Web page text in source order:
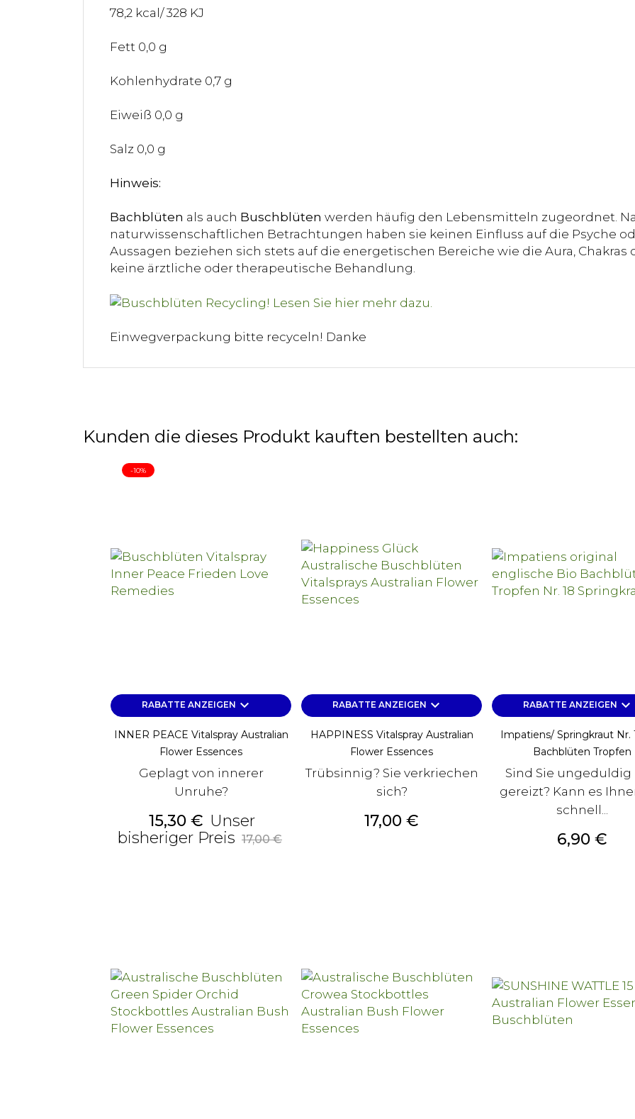
78,2 kcal/ 328 KJ
Fett 0,0 g
Kohlenhydrate 0,7 g
Eiweiß 0,0 g
Salz 0,0 g
Hinweis:
Bachblüten als auch Buschblüten werden häufig den Lebensmitteln zugeordnet.
naturwissenschaftlichen Betrachtungen haben sie keinen Einfluss auf die Psyche
Aussagen beziehen sich stets auf die energetischen Bereiche wie die Aura, Chakras
keine ärztliche oder therapeutische Behandlung.
Einwegverpackung bitte recyceln! Danke
Kunden die dieses Produkt kauften bestellten auch:
RABATTE ANZEIGEN keyboard_arrow_down
INNER PEACE Vitalspray Australian
Flower Essences
Geplagt von innerer
Unruhe?
Preis
15,30 € Unser
bisheriger Preis Alter
17,00 €
-10%
RABATTE ANZEIGEN keyboard_arrow_down
HAPPINESS Vitalspray Australian
Flower Essences
Trübsinnig? Sie verkriechen
sich?
Preis
17,00 €
RABATTE ANZEIGEN keyboard_arrow_down
Impatiens/ Springkraut Nr.
Bachblüten Tropfen
Sind Sie ungeduldig
gereizt? Kann es
schnell...
Preis
6,90 €